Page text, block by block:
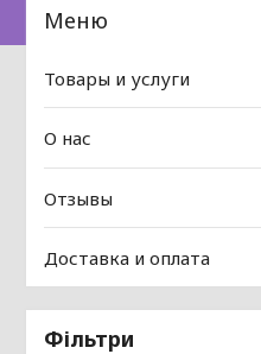
Товары и услуги
О нас
Отзывы
Доставка и оплата
Фільтри